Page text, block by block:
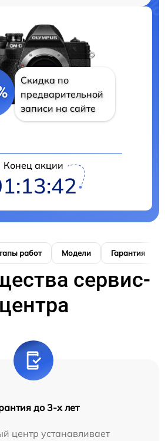
Скидка по
предварительной
записи на сайте
Конец акции
работ Модели Гарантия
сервис-
центра
до 3-х лет
центр устанавливает